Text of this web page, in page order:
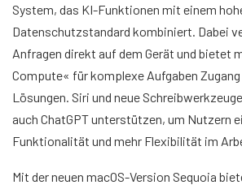
System, das KI-Funktionen mit einem
Datenschutzstandard kombiniert. Dabei
Anfragen direkt auf dem Gerät und bietet
Compute« für komplexe Aufgaben
Lösungen. Siri und neue
auch ChatGPT unterstützen, um Nutzern
Funktionalität und mehr Flexibilität im
Mit der neuen macOS-Version Sequoia